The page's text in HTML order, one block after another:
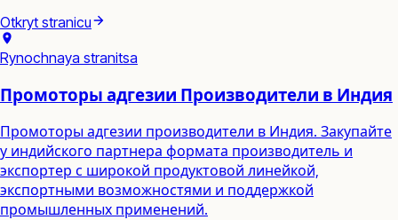
Otkryt stranicu
Rynochnaya stranitsa
Промоторы адгезии Производители в Индия
Промоторы адгезии производители в Индия. Закупайте
у индийского партнера формата производитель и
экспортер с широкой продуктовой линейкой,
экспортными возможностями и поддержкой
промышленных применений.